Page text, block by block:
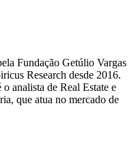
Fundação Getúlio Vargas
Research desde 2016.
analista de Real Estate e
que atua no mercado de